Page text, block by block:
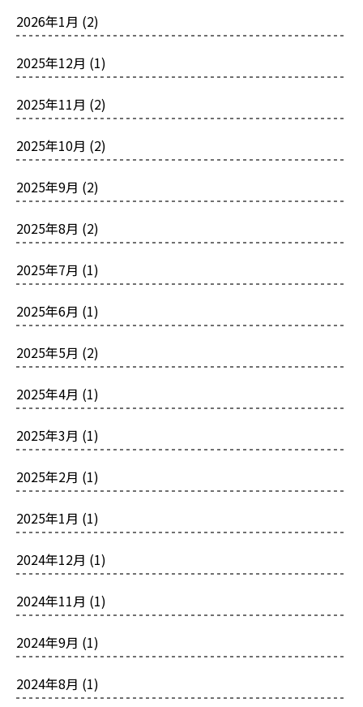
2026年1月 (2)
2025年12月 (1)
2025年11月 (2)
2025年10月 (2)
2025年9月 (2)
2025年8月 (2)
2025年7月 (1)
2025年6月 (1)
2025年5月 (2)
2025年4月 (1)
2025年3月 (1)
2025年2月 (1)
2025年1月 (1)
2024年12月 (1)
2024年11月 (1)
2024年9月 (1)
2024年8月 (1)